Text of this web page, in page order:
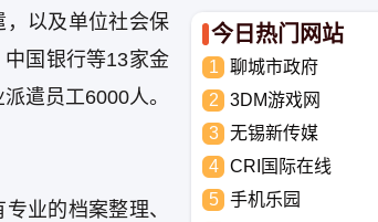
以及单位社会保
国银行等13家金
遣员工6000人。
业的档案整理、
今日热门网站
1 聊城市政府
2
3DM游戏网
3
无锡新传媒
4
CRI国际在线
5
手机乐园